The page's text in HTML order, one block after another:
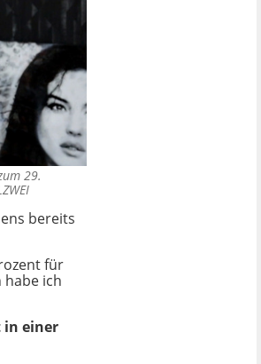
29.
bereits
für
habe ich
in einer